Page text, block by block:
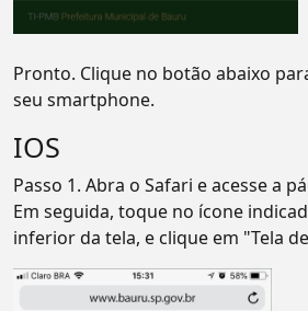
Pronto. Clique no botão abaixo
seu smartphone.
IOS
Passo 1. Abra o Safari e acesse a
Em seguida, toque no ícone
inferior da tela, e clique em "Tela